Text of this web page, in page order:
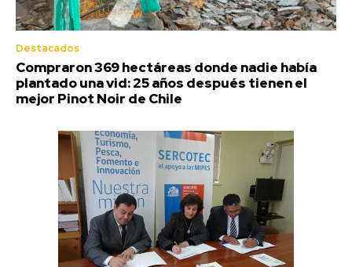
Destacados
Compraron 369 hectáreas donde nadie había
plantado una vid: 25 años después tienen el
mejor Pinot Noir de Chile